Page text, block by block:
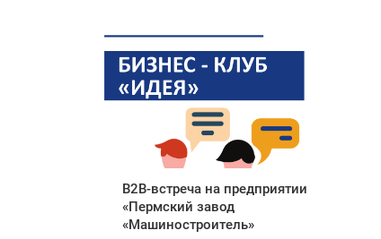
B2B-встреча на предприятии
«Пермский завод
«Машиностроитель»